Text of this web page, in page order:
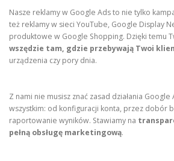
Nasze reklamy w Google Ads to nie tylko
też reklamy w sieci YouTube, Google Display
produktowe w Google Shopping. Dzięki temu
wszędzie tam, gdzie przebywają Twoi
urządzenia czy pory dnia.
Z nami nie musisz znać zasad działania Google
wszystkim: od konfiguracji konta, przez dobór
raportowanie wyników. Stawiamy na
pełną obsługę marketingową.